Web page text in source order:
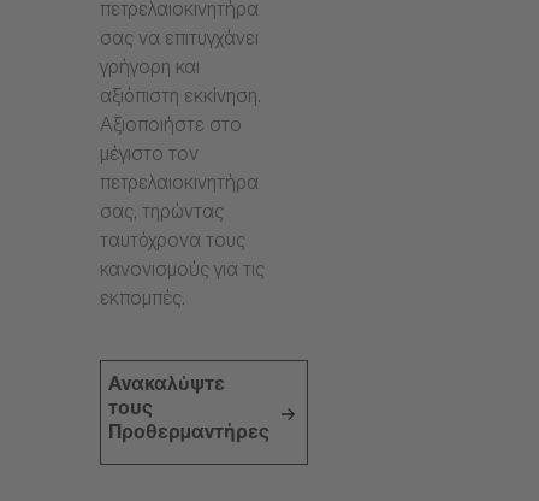
πετρελαιοκινητήρα
σας να επιτυγχάνει
γρήγορη και
αξιόπιστη εκκίνηση.
Αξιοποιήστε στο
μέγιστο τον
πετρελαιοκινητήρα
σας, τηρώντας
ταυτόχρονα τους
κανονισμούς για τις
εκπομπές.
Ανακαλύψτε
τους
Προθερμαντήρες